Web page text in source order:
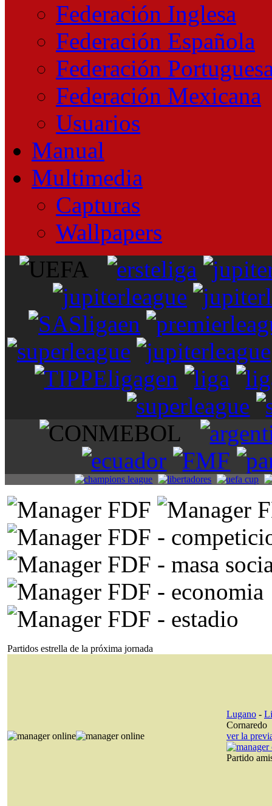
Federación Inglesa
Federación Española
Federación
Federación Mexicana
Usuarios
Manual
Multimedia
Capturas
Wallpapers
Partidos estrella de la próxima jornada
Lugano -
Cornaredo
ver la
Partido